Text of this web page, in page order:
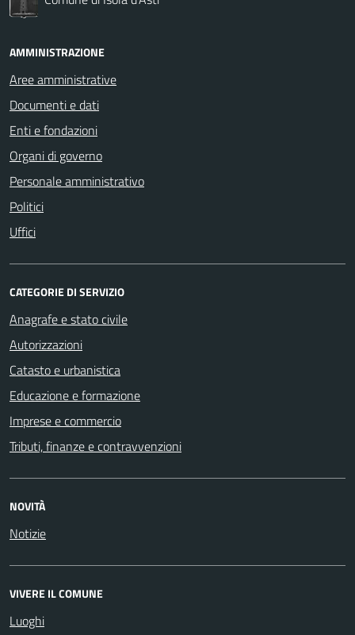
AMMINISTRAZIONE
Aree amministrative
Documenti e dati
Enti e fondazioni
Organi di governo
Personale amministrativo
Politici
Uffici
CATEGORIE DI SERVIZIO
Anagrafe e stato civile
Autorizzazioni
Catasto e urbanistica
Educazione e formazione
Imprese e commercio
Tributi, finanze e contravvenzioni
NOVITÀ
Notizie
VIVERE IL COMUNE
Luoghi